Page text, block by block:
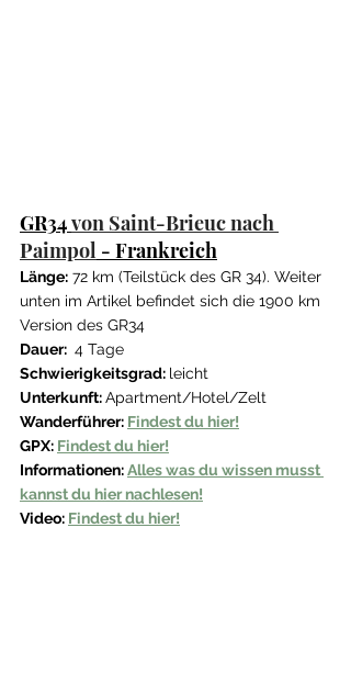
GR34 von Saint-Brieuc nach
Paimpol - Frankreich
Länge: 72 km (Teilstück des GR 34). Weiter
unten im Artikel befindet sich die 1900 km
Version des GR34
Dauer: 4 Tage
Schwierigkeitsgrad: leicht
Unterkunft: Apartment/Hotel/Zelt
Wanderführer: Findest du hier!
GPX: Findest du hier!
Informationen: Alles was du wissen musst
kannst du hier nachlesen!
Video: Findest du hier!